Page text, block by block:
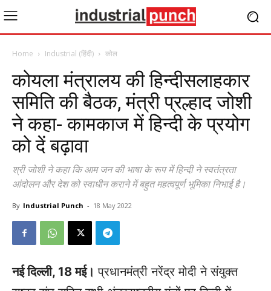
Home Industrial (हिंदी) कोल
कोयला मंत्रालय की हिन्दीसलाहकार
समिति की बैठक, मंत्री प्रल्हाद जोशी
ने कहा- कामकाज में हिन्दी के प्रयोग
को दें बढ़ावा
श्री जोशी ने कहा कि आम जन की भाषा के रूप में हिन्दी ने स्वतंत्रता
आंदोलन और देश को स्वाधीन कराने में बहुत महत्वपूर्ण भूमिका निभाई है।
By Industrial Punch - 18 May 2022
नई दिल्ली, 18 मई। प्रधानमंत्री नरेंद्र मोदी ने संयुक्त